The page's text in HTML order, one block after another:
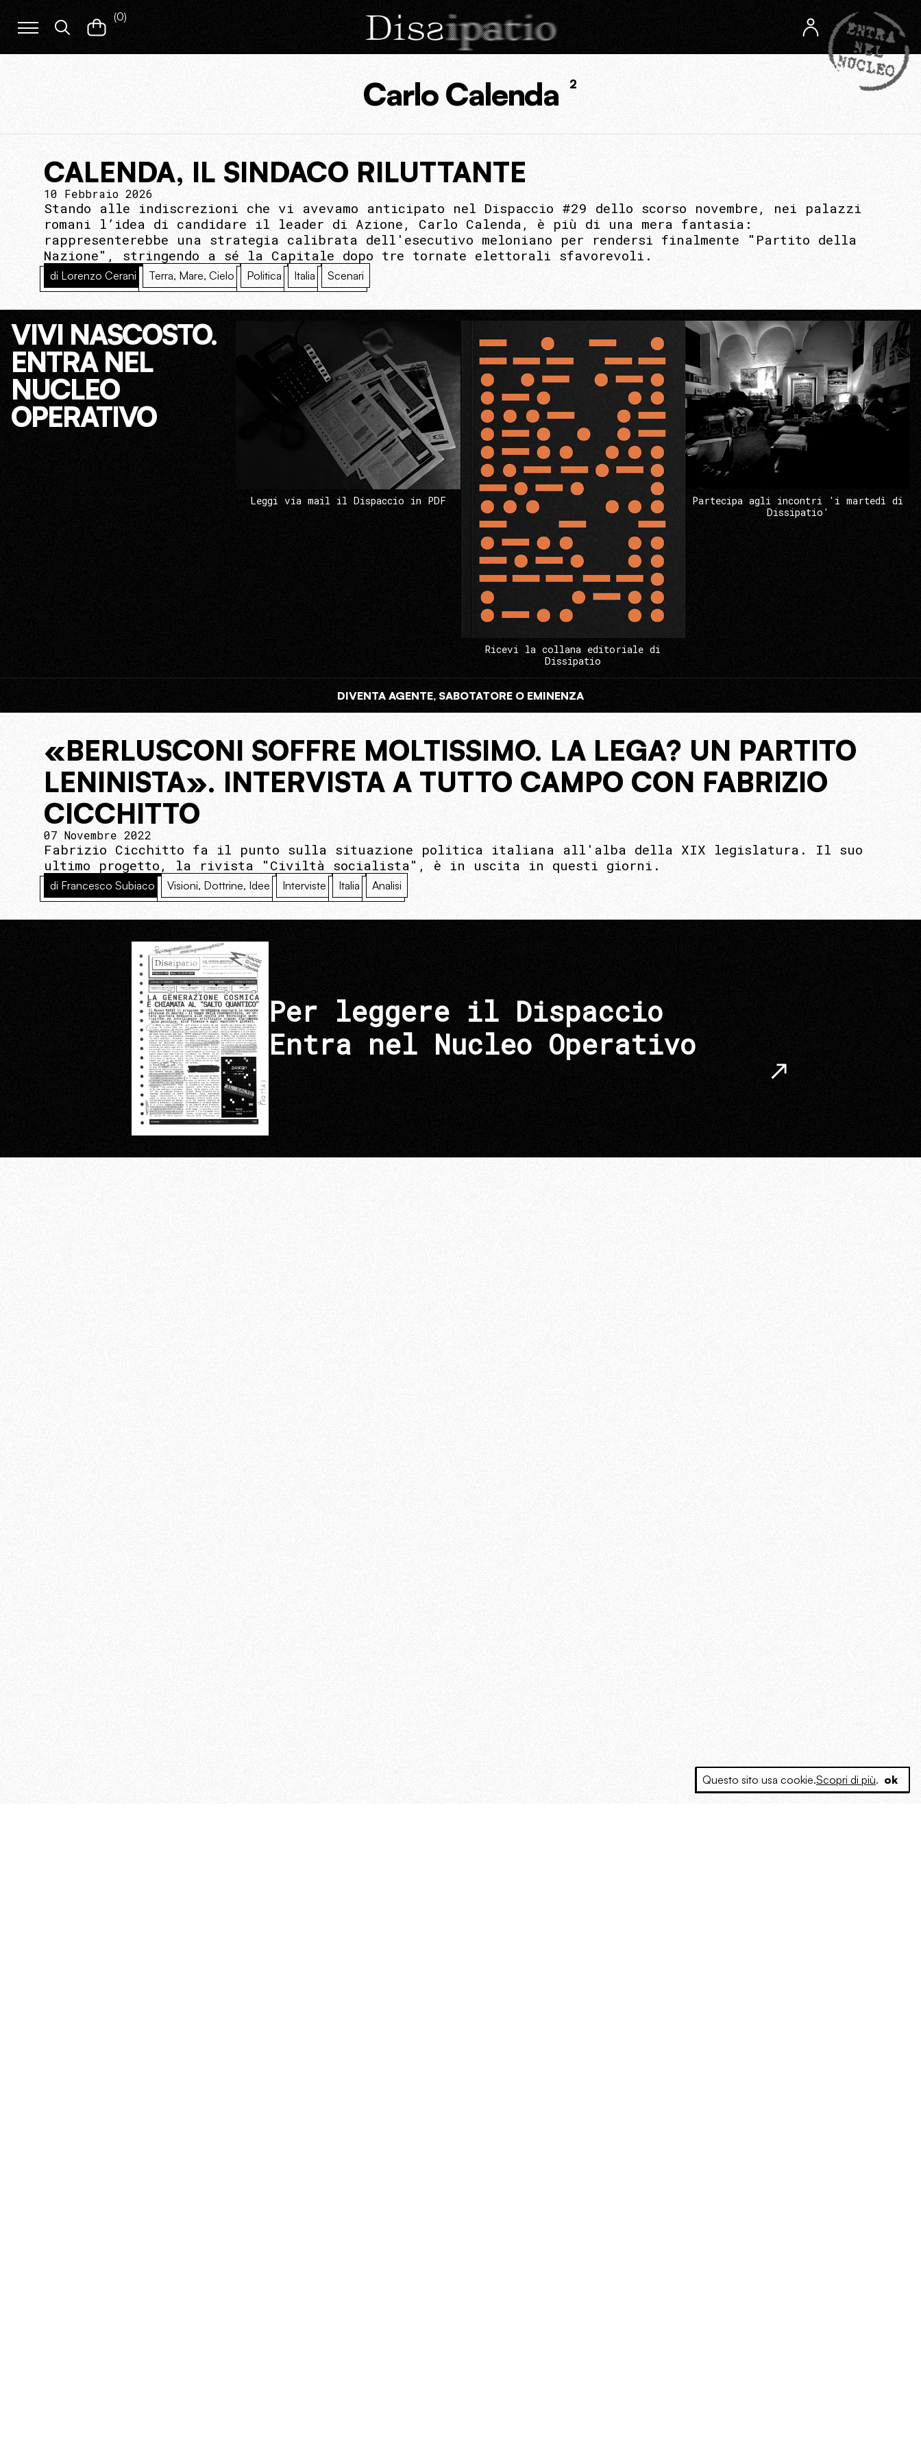
(0)
Carlo Calenda 2
CALENDA, IL SINDACO RILUTTANTE
10 Febbraio 2026
Stando alle indiscrezioni che vi avevamo anticipato nel Dispaccio #29 dello scorso novembre, nei palazzi
romani l’idea di candidare il leader di Azione, Carlo Calenda, è più di una mera fantasia:
rappresenterebbe una strategia calibrata dell'esecutivo meloniano per rendersi finalmente "Partito della
Nazione", stringendo a sé la Capitale dopo tre tornate elettorali sfavorevoli.
di Lorenzo Cerani Terra, Mare, Cielo Politica Italia Scenari
VIVI NASCOSTO.
ENTRA NEL
NUCLEO
OPERATIVO
Leggi via mail il Dispaccio in PDF
Ricevi la collana editoriale di
Dissipatio
Partecipa agli incontri 'i martedì di
Dissipatio'
DIVENTA AGENTE, SABOTATORE O EMINENZA
«BERLUSCONI SOFFRE MOLTISSIMO. LA LEGA? UN PARTITO
LENINISTA». INTERVISTA A TUTTO CAMPO CON FABRIZIO
CICCHITTO
07 Novembre 2022
Fabrizio Cicchitto fa il punto sulla situazione politica italiana all'alba della XIX legislatura. Il suo
ultimo progetto, la rivista "Civiltà socialista", è in uscita in questi giorni.
di Francesco Subiaco Visioni, Dottrine, Idee Interviste Italia Analisi
Per leggere il Dispaccio
Entra nel Nucleo Operativo
Questo sito usa cookie.Scopri di più. ok